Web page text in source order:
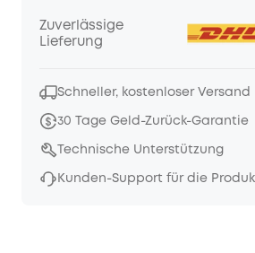
Zuverlässige
Lieferung
Schneller, kostenloser Versand
30 Tage Geld-Zurück-Garantie
Technische Unterstützung
Kunden-Support für die